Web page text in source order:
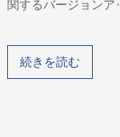
関するバージョン
続きを読む